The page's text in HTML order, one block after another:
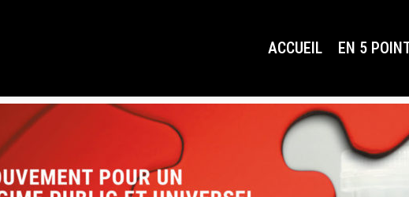
ACCUEIL EN 5
FICHE-6